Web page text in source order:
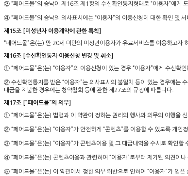
③ “페어드몰”의 승낙이 제16조 제1항의 수신확인통지형태로 “이용자”에게
④ “페어드몰”의 승낙의 의사표시에는 “이용자”의 이용신청에 대한 확인 및
제15조 [미성년자 이용계약에 관한 특칙]
“페어드몰”은(는) 만 20세 미만의 미성년이용자가 유료서비스를 이용하고자
제16조 [수신확인통지·이용신청 변경 및 취소]
① “페어드몰”은(는) “이용자”의 이용신청이 있는 경우 “이용자”에게 수신확인
② 수신확인통지를 받은 “이용자”는 의사표시의 불일치 등이 있는 경우에는
대금을 지불한 경우에는 청약철회 등에 관한 제27조의 규정에 따릅니다.
제17조 [“페어드몰”의 의무]
① “페어드몰”은(는) 법령과 이 약관이 정하는 권리의 행사와 의무의 이행을
② “페어드몰”은(는) “이용자”가 안전하게 “콘텐츠”를 이용할 수 있도록 개
③ “페어드몰”은(는) “이용자”가 콘텐츠이용 및 그 대금내역을 수시로 확인할
④ “페어드몰”은(는) 콘텐츠이용과 관련하여 “이용자”로부터 제기된 의견이
⑤ “페어드몰”은(는) 이 약관에서 정한 의무 위반으로 인하여 “이용자”가 입은